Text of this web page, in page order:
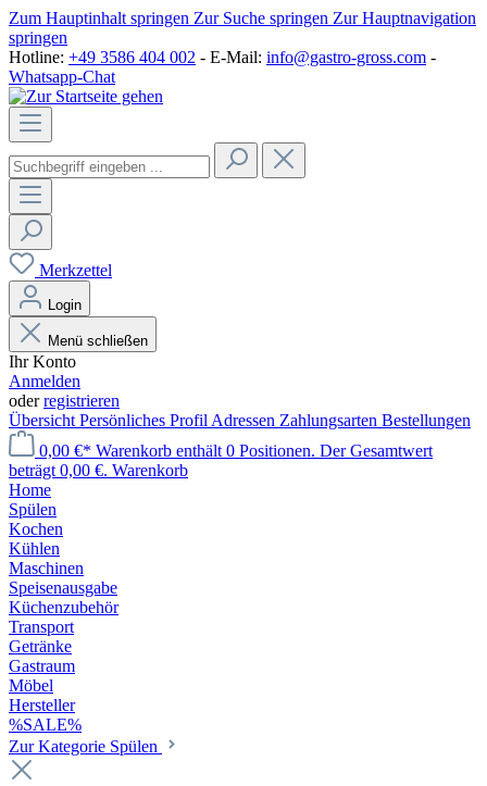
Zum Hauptinhalt springen Zur Suche springen Zur Hauptnavigation
springen
Hotline: +49 3586 404 002 - E-Mail: info@gastro-gross.com -
Whatsapp-Chat
Merkzettel
Login
Menü schließen
Ihr Konto
Anmelden
oderregistrieren
Übersicht Persönliches Profil Adressen Zahlungsarten Bestellungen
0,00 €* Warenkorb enthält 0 Positionen. Der Gesamtwert
beträgt 0,00 €. Warenkorb
Home
Spülen
Kochen
Kühlen
Maschinen
Speisenausgabe
Küchenzubehör
Transport
Getränke
Gastraum
Möbel
Hersteller
%SALE%
Zur Kategorie Spülen